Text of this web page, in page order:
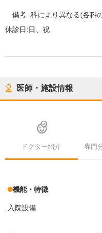
備考:科により異なる(各科
休診日:日、祝
医師・施設情報
ドクター紹介 専門
機能・特徴
入院設備